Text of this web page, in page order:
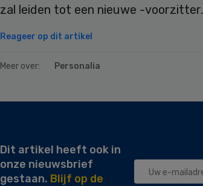
zal leiden tot een nieuwe -voorzitter.
Reageer op dit artikel
Meer over: Personalia
Dit artikel heeft ook in
onze nieuwsbrief
gestaan. Blijf op de